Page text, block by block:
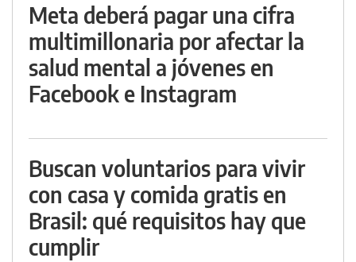
Meta deberá pagar una cifra
multimillonaria por afectar la
salud mental a jóvenes en
Facebook e Instagram
Buscan voluntarios para vivir
con casa y comida gratis en
Brasil: qué requisitos hay que
cumplir